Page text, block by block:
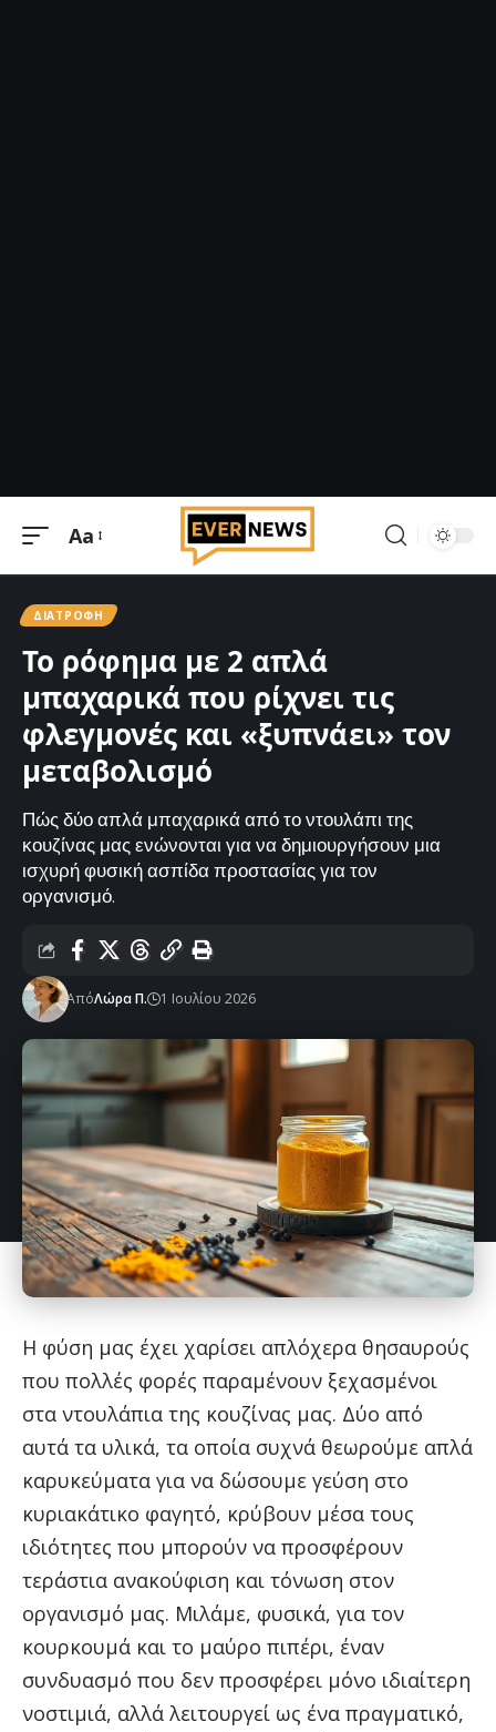
Μεγέθυνση
Aa
ΔΙΑΤΡΟΦΉ
Το ρόφημα με 2 απλά
μπαχαρικά που ρίχνει τις
φλεγμονές και «ξυπνάει» τον
μεταβολισμό
Πώς δύο απλά μπαχαρικά από το ντουλάπι της
κουζίνας μας ενώνονται για να δημιουργήσουν μια
ισχυρή φυσική ασπίδα προστασίας για τον
οργανισμό.
ΑπόΛώρα Π. 1 Ιουλίου 2026
Η φύση μας έχει χαρίσει απλόχερα θησαυρούς
που πολλές φορές παραμένουν ξεχασμένοι
στα ντουλάπια της κουζίνας μας. Δύο από
αυτά τα υλικά, τα οποία συχνά θεωρούμε απλά
καρυκεύματα για να δώσουμε γεύση στο
κυριακάτικο φαγητό, κρύβουν μέσα τους
ιδιότητες που μπορούν να προσφέρουν
τεράστια ανακούφιση και τόνωση στον
οργανισμό μας. Μιλάμε, φυσικά, για τον
κουρκουμά και το μαύρο πιπέρι, έναν
συνδυασμό που δεν προσφέρει μόνο ιδιαίτερη
νοστιμιά, αλλά λειτουργεί ως ένα πραγματικό,